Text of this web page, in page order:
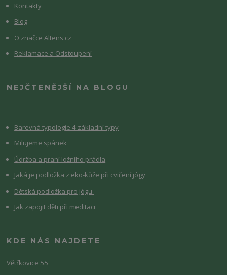
Kontakty
Blog
O značce Altens.cz
Reklamace a Odstoupení
NEJČTENĚJŠÍ NA BLOGU
Barevná typologie 4 základní typy
Milujeme spánek
Údržba a praní ložního prádla
Jaká je podložka z eko-kůže při cvičení jógy
Dětská podložka pro jógu
Jak zapojit děti při meditaci
KDE NÁS NAJDETE
Větřkovice 55